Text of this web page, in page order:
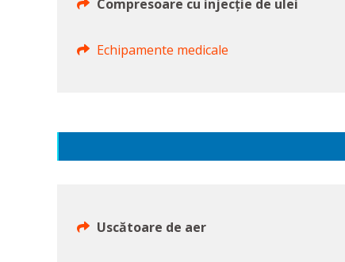
Compresoare cu injecție de ulei
Echipamente medicale
Uscătoare de aer